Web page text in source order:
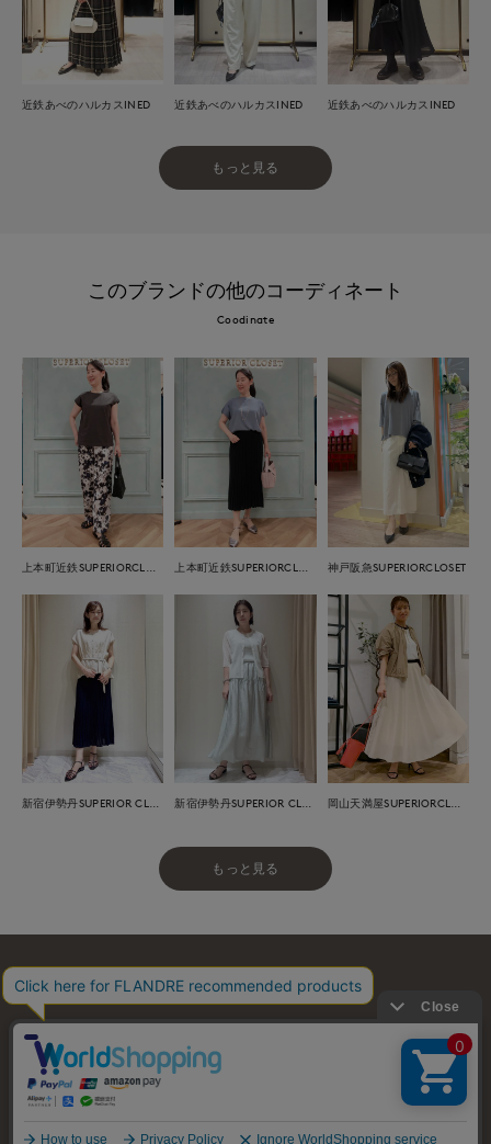
近鉄あべのハルカスINED 近鉄あべのハルカスINED 近鉄あべのハルカスINED
もっと見る
このブランドの他のコーディネート
Coodinate
神戸阪急SUPERIORCLOSET
もっと見る
お問い合わせ 利用規約 プライバシーポリシー
特定商取引・古物営業法に基づく表示